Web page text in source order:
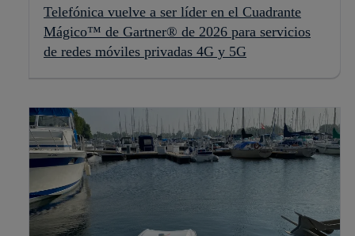
Telefónica vuelve a ser líder en el Cuadrante
Mágico™ de Gartner® de 2026 para servicios
de redes móviles privadas 4G y 5G